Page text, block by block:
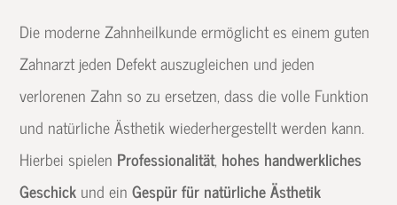
Die moderne Zahnheilkunde ermöglicht es einem guten
Zahnarzt jeden Defekt auszugleichen und jeden
verlorenen Zahn so zu ersetzen, dass die volle Funktion
und natürliche Ästhetik wiederhergestellt werden kann.
Hierbei spielen Professionalität, hohes handwerkliches
Geschick und einGespür für natürliche Ästhetik